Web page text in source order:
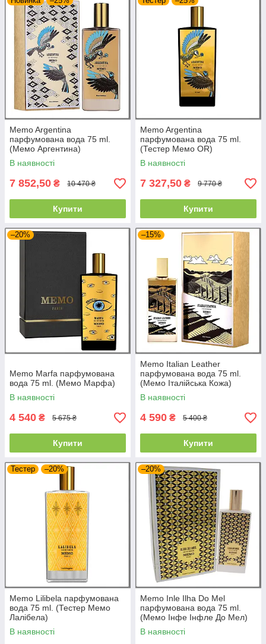
Memo Argentina
парфумована вода 75 ml.
(Мемо Аргентина)
В наявності
7 852,50 ₴ 10 470 ₴
Купити
Memo Argentina
парфумована вода 75 ml.
(Тестер Мемо OR)
В наявності
7 327,50 ₴ 9 770 ₴
Купити
–20%
Memo Marfa парфумована
вода 75 ml. (Мемо Марфа)
В наявності
4 540 ₴ 5 675 ₴
Купити
–15%
Memo Italian Leather
парфумована вода 75 ml.
(Мемо Італійська Кожа)
В наявності
4 590 ₴ 5 400 ₴
Купити
Тестер –20%
Memo Lilibela парфумована
вода 75 ml. (Тестер Мемо
Лалібела)
В наявності
–20%
Memo Inle Ilha Do Mel
парфумована вода 75 ml.
(Мемо Інфе Інфле До Мел)
В наявності